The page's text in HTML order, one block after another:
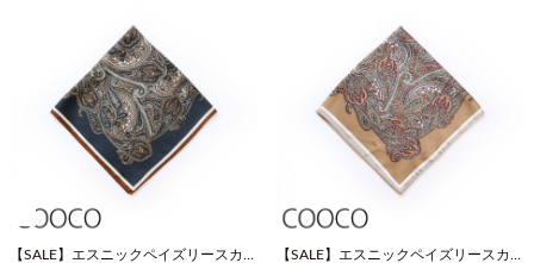
【SALE】エスニックペイズリースカー
【SALE】エスニックペイズリースカー